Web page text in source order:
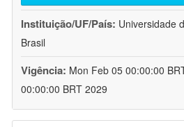
Instituição/UF/País: Universidade
Brasil
Vigência: Mon Feb 05 00:00:00
00:00:00 BRT 2029